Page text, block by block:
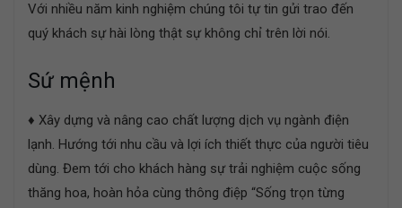
Với nhiều năm kinh nghiệm chúng tôi tự tin gửi trao đến
quý khách sự hài lòng thật sự không chỉ trên lời nói.
Sứ mệnh
♦ Xây dựng và nâng cao chất lượng dịch vụ ngành điện
lạnh. Hướng tới nhu cầu và lợi ích thiết thực của người tiêu
dùng. Đem tới cho khách hàng sự trải nghiệm cuộc sống
thăng hoa, hoàn hỏa cùng thông điệp “Sống trọn từng